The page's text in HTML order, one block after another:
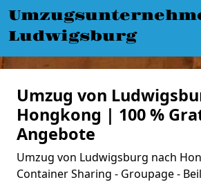
Ludwigsburg
Umzug von
Hongkong | 100 %
Angebote
Umzug von Ludwigsburg nach
Container Sharing - Groupage -